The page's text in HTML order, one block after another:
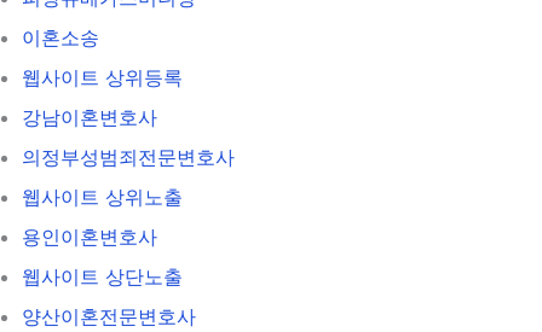
이혼소송
웹사이트 상위등록
강남이혼변호사
의정부성범죄전문변호사
웹사이트 상위노출
용인이혼변호사
웹사이트 상단노출
양산이혼전문변호사